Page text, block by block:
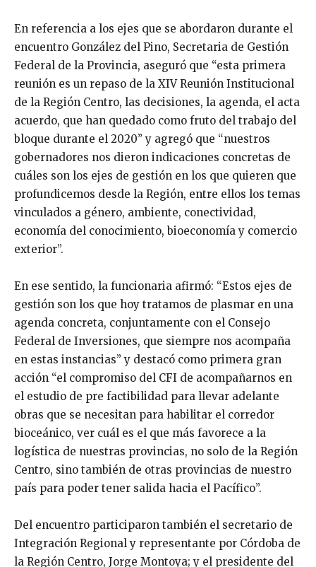
En referencia a los ejes que se abordaron durante el
encuentro González del Pino, Secretaria de Gestión
Federal de la Provincia, aseguró que “esta primera
reunión es un repaso de la XIV Reunión Institucional
de la Región Centro, las decisiones, la agenda, el acta
acuerdo, que han quedado como fruto del trabajo del
bloque durante el 2020” y agregó que “nuestros
gobernadores nos dieron indicaciones concretas de
cuáles son los ejes de gestión en los que quieren que
profundicemos desde la Región, entre ellos los temas
vinculados a género, ambiente, conectividad,
economía del conocimiento, bioeconomía y comercio
exterior”.
En ese sentido, la funcionaria afirmó: “Estos ejes de
gestión son los que hoy tratamos de plasmar en una
agenda concreta, conjuntamente con el Consejo
Federal de Inversiones, que siempre nos acompaña
en estas instancias” y destacó como primera gran
acción “el compromiso del CFI de acompañarnos en
el estudio de pre factibilidad para llevar adelante
obras que se necesitan para habilitar el corredor
bioceánico, ver cuál es el que más favorece a la
logística de nuestras provincias, no solo de la Región
Centro, sino también de otras provincias de nuestro
país para poder tener salida hacia el Pacífico”.
Del encuentro participaron también el secretario de
Integración Regional y representante por Córdoba de
la Región Centro, Jorge Montoya; y el presidente del